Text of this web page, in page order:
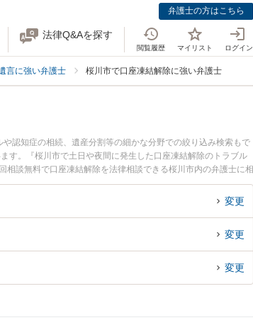
弁護士の方はこちら
法律Q&Aを探す
閲覧履歴 マイリスト ログイン
言に強い弁護士 桜川市で口座凍結解除に強い弁護士
認知症の相続、遺産分割等の細かな分野での絞り込み検索もで
す。『桜川市で土日や夜間に発生した口座凍結解除のトラブル
談無料で口座凍結解除を法律相談できる桜川市内の弁護士に相
変更
変更
変更